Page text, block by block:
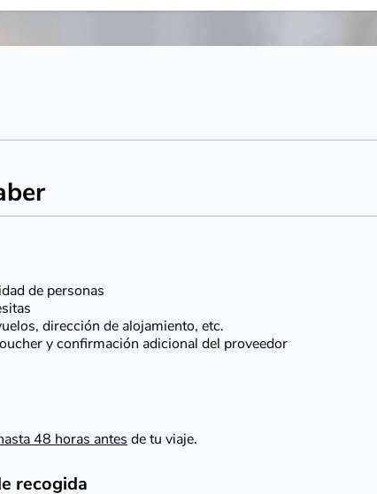
de personas
dirección de alojamiento, etc.
y confirmación adicional del proveedor
48 horas antes de tu viaje.
recogida